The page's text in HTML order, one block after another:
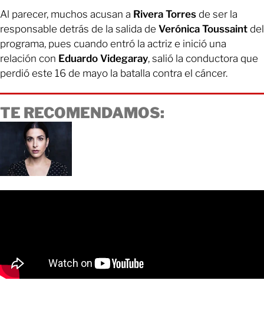
Al parecer, muchos acusan a Rivera Torres de ser la
responsable detrás de la salida de Verónica Toussaint del
programa, pues cuando entró la actriz e inició una
relación con Eduardo Videgaray, salió la conductora que
perdió este 16 de mayo la batalla contra el cáncer.
TE RECOMENDAMOS: